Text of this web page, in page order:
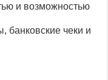
и возможностью
банковские чеки и